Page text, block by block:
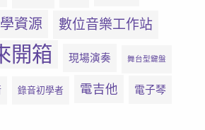
資源 數位音樂工作站
開箱 現場演奏 舞台型鍵盤
錄音初學者 電吉他 電子琴